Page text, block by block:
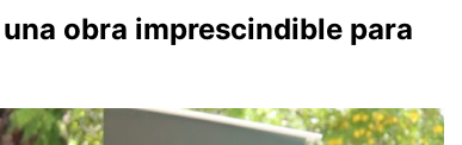
obra imprescindible para